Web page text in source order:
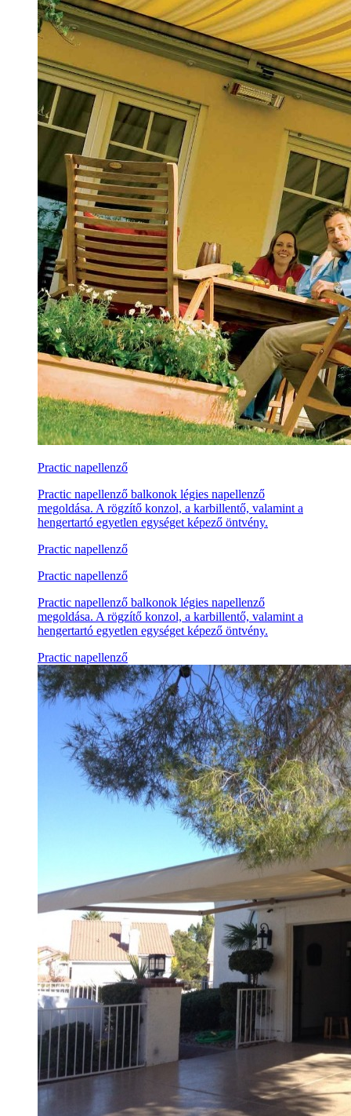
Practic napellenző
Practic napellenző balkonok légies napellenző
megoldása. A rögzítő konzol, a karbillentő, valamint a
hengertartó egyetlen egységet képező öntvény.
Practic napellenző
Practic napellenző
Practic napellenző balkonok légies napellenző
megoldása. A rögzítő konzol, a karbillentő, valamint a
hengertartó egyetlen egységet képező öntvény.
Practic napellenző